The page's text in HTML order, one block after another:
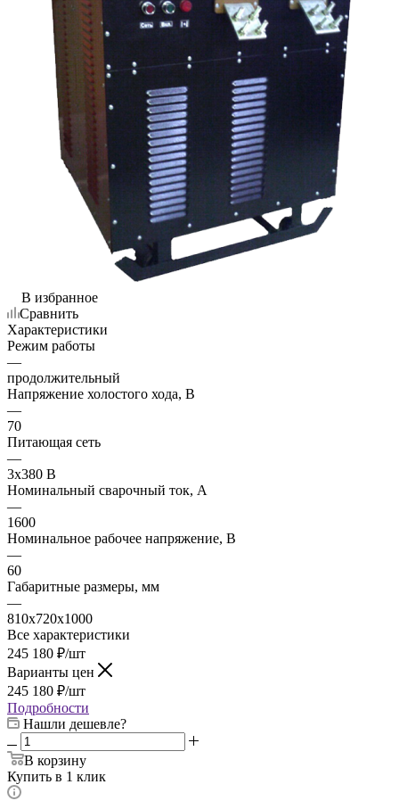
В избранное
Сравнить
Характеристики
Режим работы
—
продолжительный
Напряжение холостого хода, В
—
70
Питающая сеть
—
3х380 B
Номинальный сварочный ток, А
—
1600
Номинальное рабочее напряжение, В
—
60
Габаритные размеры, мм
—
810х720х1000
Все характеристики
245 180 ₽/шт
Варианты цен
245 180 ₽/шт
Подробности
Нашли дешевле?
В корзину
Купить в 1 клик